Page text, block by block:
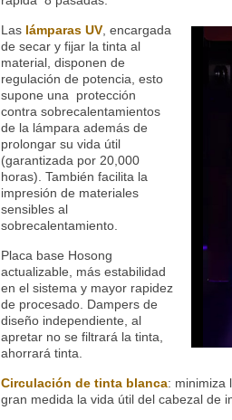
Las lámparas UV , encargada
de secar y fijar la tinta al
material, disponen de
regulación de potencia, esto
supone una protección
contra sobrecalentamientos
de la lámpara además de
prolongar su vida útil
(garantizada por 20,000
horas). También facilita la
impresión de materiales
sensibles al
sobrecalentamiento.
Placa base Hosong
actualizable, más estabilidad
en el sistema y mayor rapidez
de procesado. Dampers de
diseño independiente, al
apretar no se filtrará la tinta,
ahorrará tinta.
Circulación de tinta blanca: minimiza
gran medida la vida útil del cabezal de